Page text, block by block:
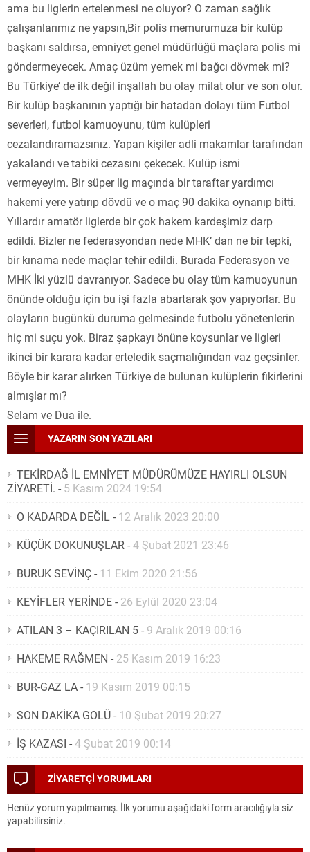
ama bu liglerin ertelenmesi ne oluyor? O zaman sağlık
çalışanlarımız ne yapsın,Bir polis memurumuza bir kulüp
başkanı saldırsa, emniyet genel müdürlüğü maçlara polis mi
göndermeyecek. Amaç üzüm yemek mi bağcı dövmek mi?
Bu Türkiye’ de ilk değil inşallah bu olay milat olur ve son olur.
Bir kulüp başkanının yaptığı bir hatadan dolayı tüm Futbol
severleri, futbol kamuoyunu, tüm kulüpleri
cezalandıramazsınız. Yapan kişiler adli makamlar tarafından
yakalandı ve tabiki cezasını çekecek. Kulüp ismi
vermeyeyim. Bir süper lig maçında bir taraftar yardımcı
hakemi yere yatırıp dövdü ve o maç 90 dakika oynanıp bitti.
Yıllardır amatör liglerde bir çok hakem kardeşimiz darp
edildi. Bizler ne federasyondan nede MHK’ dan ne bir tepki,
bir kınama nede maçlar tehir edildi. Burada Federasyon ve
MHK İki yüzlü davranıyor. Sadece bu olay tüm kamuoyunun
önünde olduğu için bu işi fazla abartarak şov yapıyorlar. Bu
olayların bugünkü duruma gelmesinde futbolu yönetenlerin
hiç mi suçu yok. Biraz şapkayı önüne koysunlar ve ligleri
ikinci bir karara kadar erteledik saçmalığından vaz geçsinler.
Böyle bir karar alırken Türkiye de bulunan kulüplerin fikirlerini
almışlar mı?
Selam ve Dua ile.
YAZARIN SON YAZILARI
TEKİRDAĞ İL EMNİYET MÜDÜRÜMÜZE HAYIRLI OLSUN
ZİYARETİ. - 5 Kasım 2024 19:54
O KADARDA DEĞİL- 12 Aralık 2023 20:00
KÜÇÜK DOKUNUŞLAR-4 Şubat 2021 23:46
BURUK SEVİNÇ- 11 Ekim 2020 21:56
KEYİFLER YERİNDE- 26 Eylül 2020 23:04
ATILAN 3 – KAÇIRILAN 5- 9 Aralık 2019 00:16
HAKEME RAĞMEN - 25 Kasım 2019 16:23
BUR-GAZ LA- 19 Kasım 2019 00:15
SON DAKİKA GOLÜ- 10 Şubat 2019 20:27
İŞ KAZASI -4 Şubat 2019 00:14
ZİYARETÇİ YORUMLARI
Henüz yorum yapılmamış. İlk yorumu aşağıdaki form aracılığıyla siz
yapabilirsiniz.